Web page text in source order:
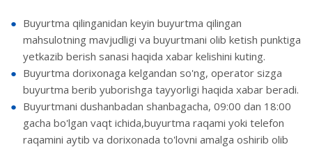
Buyurtma qilinganidan keyin buyurtma qilingan
mahsulotning mavjudligi va buyurtmani olib ketish punktiga
yetkazib berish sanasi haqida xabar kelishini kuting.
Buyurtma dorixonaga kelgandan so'ng, operator sizga
buyurtma berib yuborishga tayyorligi haqida xabar beradi.
Buyurtmani dushanbadan shanbagacha, 09:00 dan 18:00
gacha bo'lgan vaqt ichida,buyurtma raqami yoki telefon
raqamini aytib va dorixonada to'lovni amalga oshirib olib